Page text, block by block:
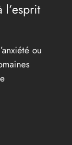
l’esprit
ou